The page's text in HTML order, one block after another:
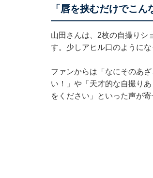
「唇を挟むだけでこん
山田さんは、2枚の自撮りシ
す。少しアヒル口のように
ファンからは「なにそのあ
い！」や「天才的な自撮り
をください」といった声が寄